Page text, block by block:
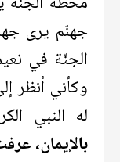
جهنّم يرى
الجنّة في
وكأني أنظر
له النبي
بالإيمان،